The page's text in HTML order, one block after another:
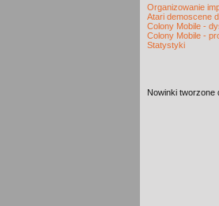
Organizowanie
Atari demoscene
Colony Mobile -
Colony Mobile -
Statystyki
Nowinki tworzone